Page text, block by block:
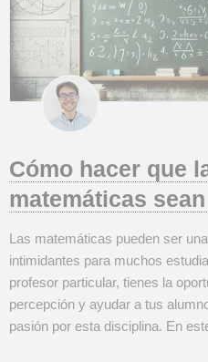
Cómo hacer que
matemáticas
Las matemáticas pueden ser
intimidantes para muchos
profesor particular, tienes la
percepción y ayudar a tus
pasión por esta disciplina. En